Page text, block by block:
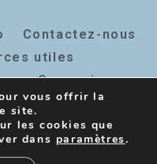
Contactez-nous
utiles
Connexion
WordPress par
vous offrir la
site.
les cookies que
dans paramètres.